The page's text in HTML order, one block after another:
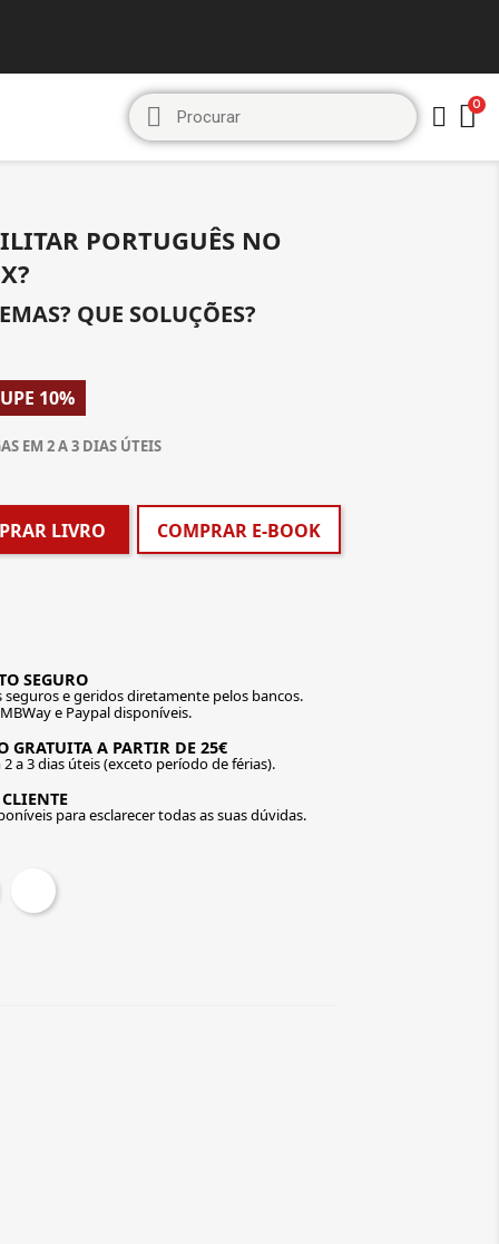
PORTUGUÊS NO
QUE SOLUÇÕES?
10%
EM 2 A 3 DIAS ÚTEIS
LIVRO COMPRAR E-BOOK
SEGURO
seguros e geridos diretamente pelos bancos.
e Paypal disponíveis.
GRATUITA A PARTIR DE 25€
a 3 dias úteis (exceto período de férias).
para esclarecer todas as suas dúvidas.